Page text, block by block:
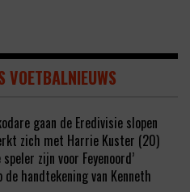
VOETBALNIEUWS
gaan de Eredivisie slopen
zich met Harrie Kuster (20)
zijn voor Feyenoord’
handtekening van Kenneth